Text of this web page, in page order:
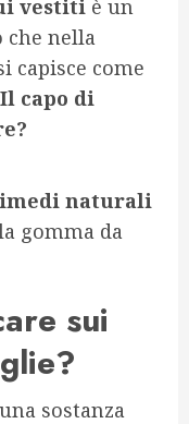
vestiti è un
nella
capisce come
Il capo di
naturali
gomma da
sui
sostanza